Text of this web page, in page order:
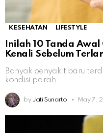
KESEHATAN LIFESTYLE
Inilah 10 Tanda
Kenali Sebelum
Banyak penyakit baru
kondisi parah
by Jati Sunarto May 7,